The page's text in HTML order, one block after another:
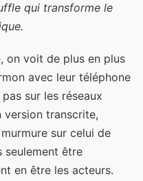
qui transforme le
on voit de plus en plus
avec leur téléphone
sur les réseaux
version transcrite,
sur celui de
seulement être
en être les acteurs.